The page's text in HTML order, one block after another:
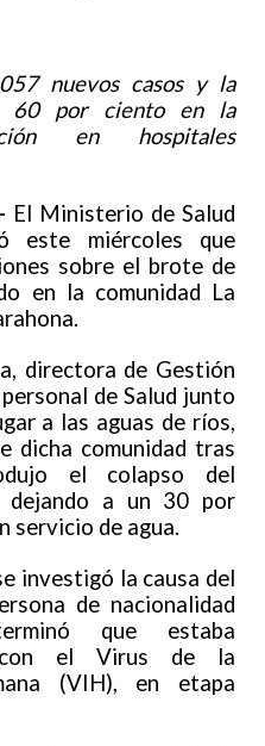
nuevos casos y la
60 por ciento en la
en hospitales
El Ministerio de Salud
este miércoles que
sobre el brote de
en la comunidad La
directora de Gestión
de Salud junto
a las aguas de ríos,
dicha comunidad tras
el colapso del
dejando a un 30 por
servicio de agua.
investigó la causa del
de nacionalidad
que estaba
con el Virus de la
(VIH), en etapa